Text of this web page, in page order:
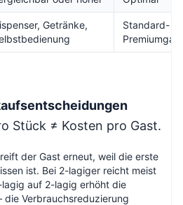
Getränke,
Standard-
Stück ≠ Kosten pro Gast.
der Gast erneut, weil die erste
ist. Bei 2-lagiger reicht meist
auf 2-lagig erhöht die
Verbrauchsreduzierung